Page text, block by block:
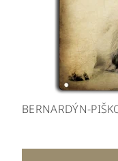
BERNARDÝN-